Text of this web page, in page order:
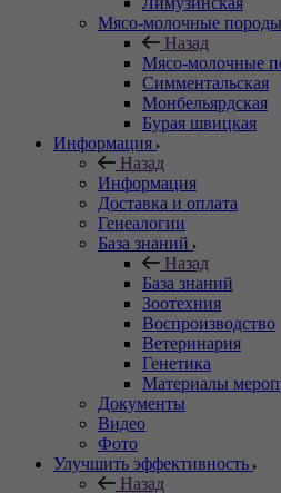
Мясо-молочные породы
Назад
Мясо-молочные
Симментальская
Монбельярдская
Бурая швицкая
Информация
Назад
Информация
Доставка и оплата
Генеалогии
База знаний
Назад
База знаний
Зоотехния
Воспроизводство
Ветеринария
Генетика
Материалы
Документы
Видео
Фото
Улучшить эффективность
Назад